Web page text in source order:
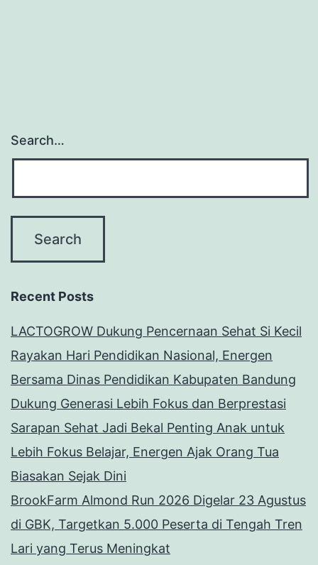
Search…
Recent Posts
LACTOGROW Dukung Pencernaan Sehat Si Kecil
Rayakan Hari Pendidikan Nasional, Energen
Bersama Dinas Pendidikan Kabupaten Bandung
Dukung Generasi Lebih Fokus dan Berprestasi
Sarapan Sehat Jadi Bekal Penting Anak untuk
Lebih Fokus Belajar, Energen Ajak Orang Tua
Biasakan Sejak Dini
BrookFarm Almond Run 2026 Digelar 23 Agustus
di GBK, Targetkan 5.000 Peserta di Tengah Tren
Lari yang Terus Meningkat